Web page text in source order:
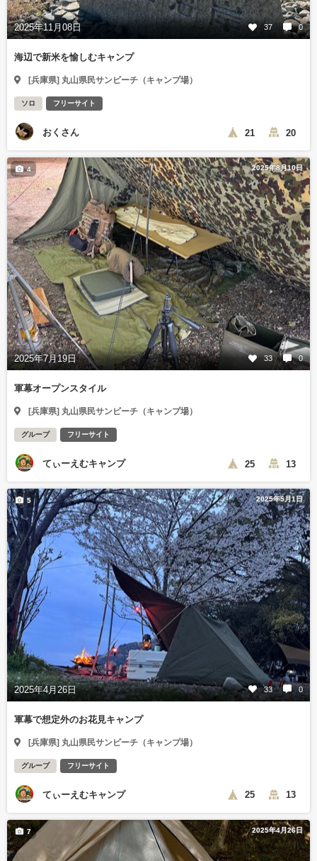
2025年11月08日 37 0
海辺で新米を愉しむキャンプ
[兵庫県] 丸山県民サンビーチ（キャンプ場）
ソロ フリーサイト
おくさん 21 20
2025年8月10日
2025年7月19日 33 0
4
軍幕オープンスタイル
[兵庫県] 丸山県民サンビーチ（キャンプ場）
グループ フリーサイト
てぃーえむキャンプ 25 13
2025年5月1日
2025年4月26日 33 0
5
軍幕で想定外のお花見キャンプ
[兵庫県] 丸山県民サンビーチ（キャンプ場）
グループ フリーサイト
てぃーえむキャンプ 25 13
2025年4月26日
7